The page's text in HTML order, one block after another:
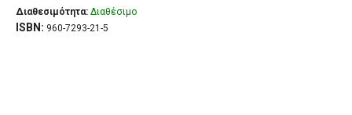
was:
€13.80.
τιμή
είναι:
€7.00.
Διαθεσιμότητα: Διαθέσιμο
ISBN: 960-7293-21-5